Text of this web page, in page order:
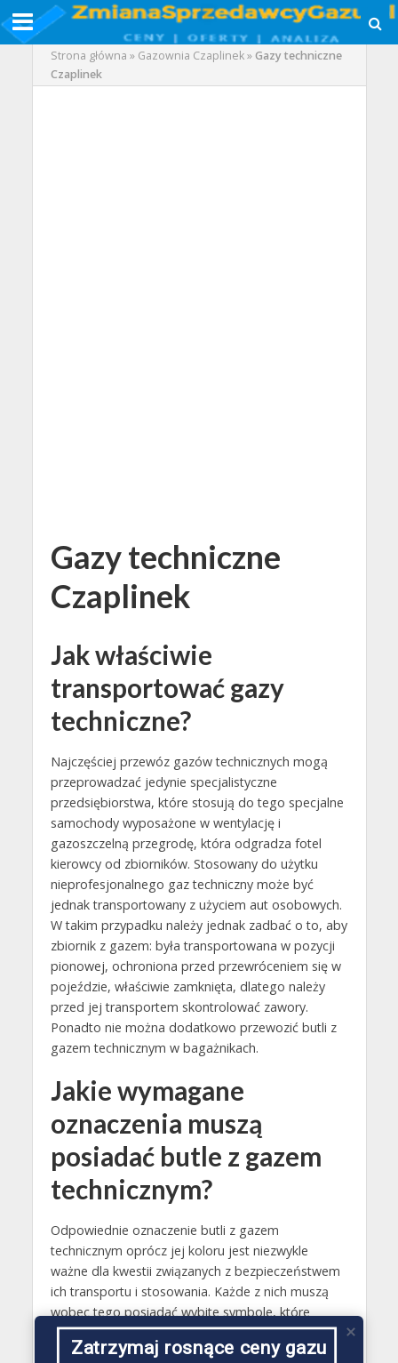
Strona główna » Gazownia Czaplinek»Gazy techniczne
Czaplinek
Gazy techniczne
Czaplinek
Jak właściwie
transportować gazy
techniczne?
Najczęściej przewóz gazów technicznych mogą
przeprowadzać jedynie specjalistyczne
przedsiębiorstwa, które stosują do tego specjalne
samochody wyposażone w wentylację i
gazoszczelną przegrodę, która odgradza fotel
kierowcy od zbiorników. Stosowany do użytku
nieprofesjonalnego gaz techniczny może być
jednak transportowany z użyciem aut osobowych.
W takim przypadku należy jednak zadbać o to, aby
zbiornik z gazem: była transportowana w pozycji
pionowej, ochroniona przed przewróceniem się w
pojeździe, właściwie zamknięta, dlatego należy
przed jej transportem skontrolować zawory.
Ponadto nie można dodatkowo przewozić butli z
gazem technicznym w bagażnikach.
Jakie wymagane
oznaczenia muszą
posiadać butle z gazem
technicznym?
Odpowiednie oznaczenie butli z gazem
technicznym oprócz jej koloru jest niezwykle
ważne dla kwestii związanych z bezpieczeństwem
ich transportu i stosowania. Każde z nich muszą
wobec tego posiadać wybite symbole, które
wskazują wytwórcę zbiornika, a także pozwalają
zidentyfikować materiał z jakiego są wytworzone.
Zatrzymaj rosnące ceny gazu